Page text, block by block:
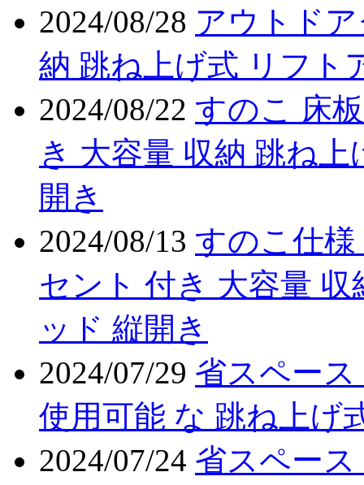
2024/08/28 アウトド
納 跳ね上げ式 リフト
2024/08/22 すのこ 床
き 大容量 収納 跳ね
開き
2024/08/13 すのこ仕
セント 付き 大容量
ッド 縦開き
2024/07/29 省スペー
使用可能 な 跳ね上げ
2024/07/24 省スペー